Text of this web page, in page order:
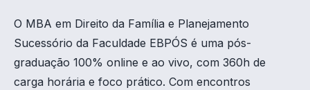
O MBA em Direito da Família e Planejamento
Sucessório da Faculdade EBPÓS é uma pós-
graduação 100% online e ao vivo, com 360h de
carga horária e foco prático. Com encontros